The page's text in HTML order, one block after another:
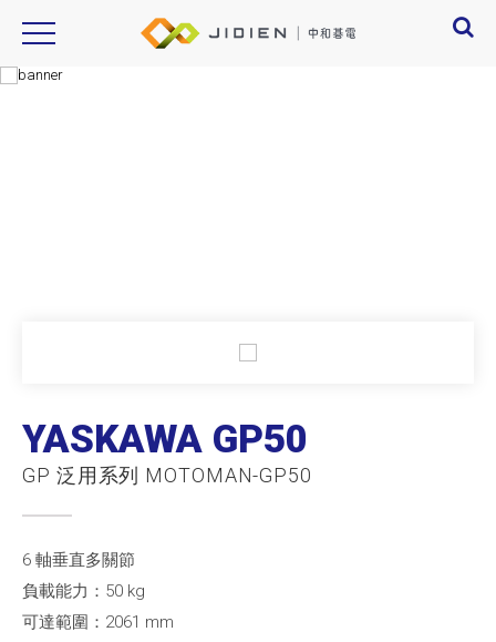
YASKAWA GP50
GP 泛用系列 MOTOMAN-GP50
6 軸垂直多關節
負載能力：50 kg
可達範圍：2061 mm